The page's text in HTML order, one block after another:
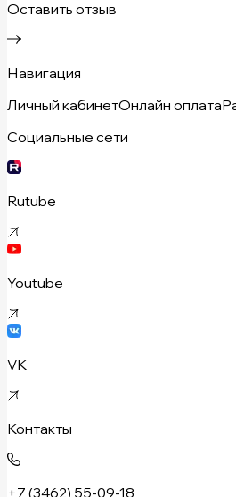
Оставить отзыв
Навигация
Личный кабинетОнлайн оплата
Социальные сети
Rutube
Youtube
VK
Контакты
+7 (3462) 55-09-18